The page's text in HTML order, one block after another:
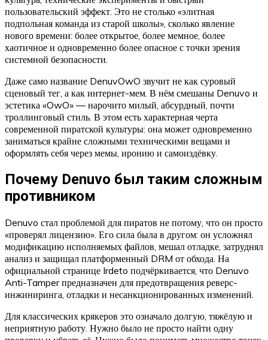
пользовательский эффект. Это не столько «элитная
подпольная команда из старой школы», сколько явление
нового времени: более открытое, более мемное, более
хаотичное и одновременно более опасное с точки зрения
системной безопасности.
Даже само название DenuvOwO звучит не как суровый
сценовый тег, а как интернет-мем. В нём смешаны Denuvo и
эстетика «OwO» — нарочито милый, абсурдный, почти
троллинговый стиль. В этом есть характерная черта
современной пиратской культуры: она может одновременно
заниматься крайне сложными техническими вещами и
оформлять себя через мемы, иронию и самоиздёвку.
Почему Denuvo был таким сложным
противником
Denuvo стал проблемой для пиратов не потому, что он просто
«проверял лицензию». Его сила была в другом: он усложнял
модификацию исполняемых файлов, мешал отладке, затруднял
анализ и защищал платформенный DRM от обхода. На
официальной странице Irdeto подчёркивается, что Denuvo
Anti-Tamper предназначен для предотвращения реверс-
инжиниринга, отладки и несанкционированных изменений.
Для классических крякеров это означало долгую, тяжёлую и
неприятную работу. Нужно было не просто найти одну